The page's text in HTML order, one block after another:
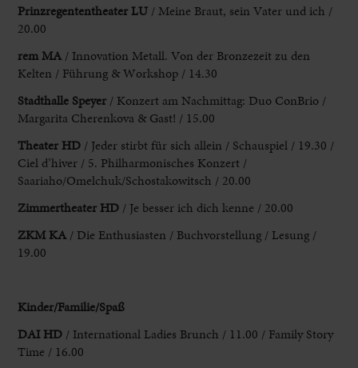
Prinzregententheater LU / Meine Braut, sein Vater und ich /
20.00
rem MA / Innovation Metall. Von der Bronzezeit zu den
Kelten / Führung & Workshop / 14.30
Stadthalle Speyer / Konzert am Nachmittag: Duo ConBrio /
Margarita Cherenkova & Gast! / 15.00
Theater HD / Jeder stirbt für sich allein / Schauspiel / 19.30 /
Ciel d’hiver / 5. Philharmonisches Konzert /
Saariaho/Omelchuk/Schostakowitsch / 20.00
Zimmertheater HD / Je besser ich dichkenne / 20.00
ZKM KA / Die Enthusiasten / Buchvorstellung / Lesung /
19.00
Kinder/Familie/Spaß
DAI HD / International Ladies Brunch / 11.00 / Family Story
Time / 16.00